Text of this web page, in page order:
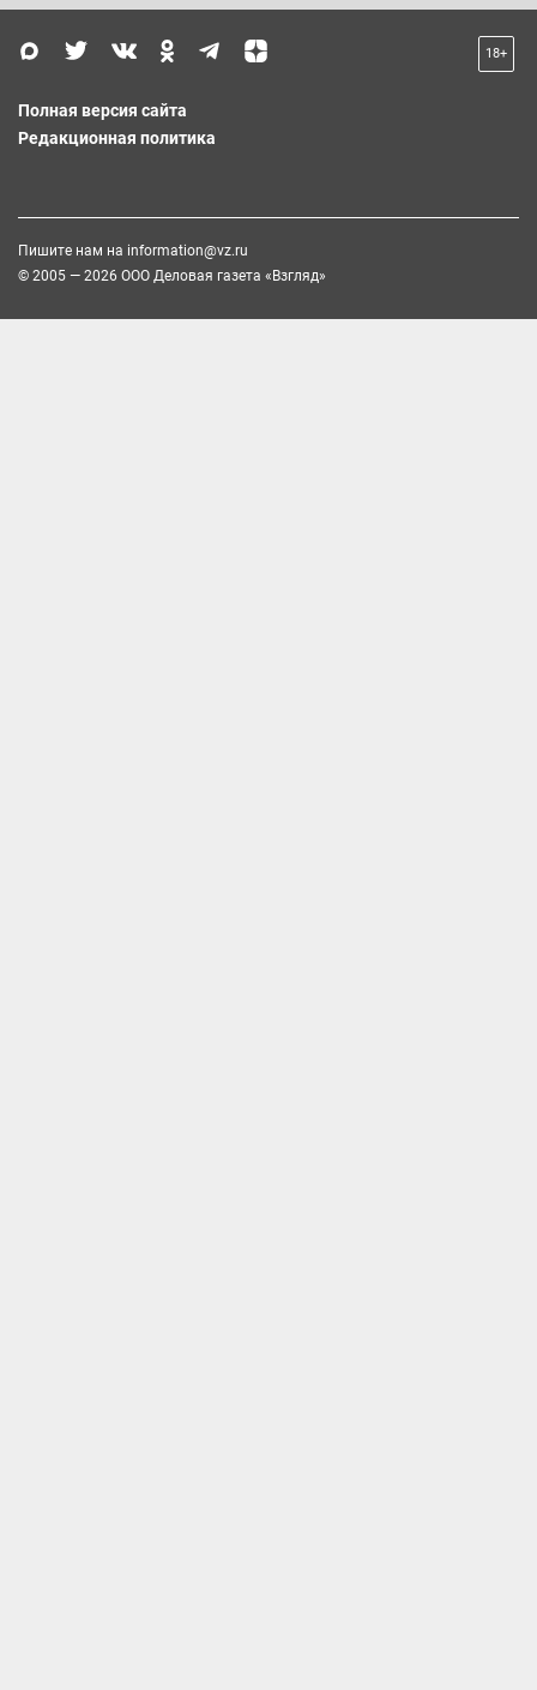
18+
Полная версия сайта
Редакционная политика
Пишите нам на information@vz.ru
© 2005 — 2026 ООО Деловая газета «Взгляд»